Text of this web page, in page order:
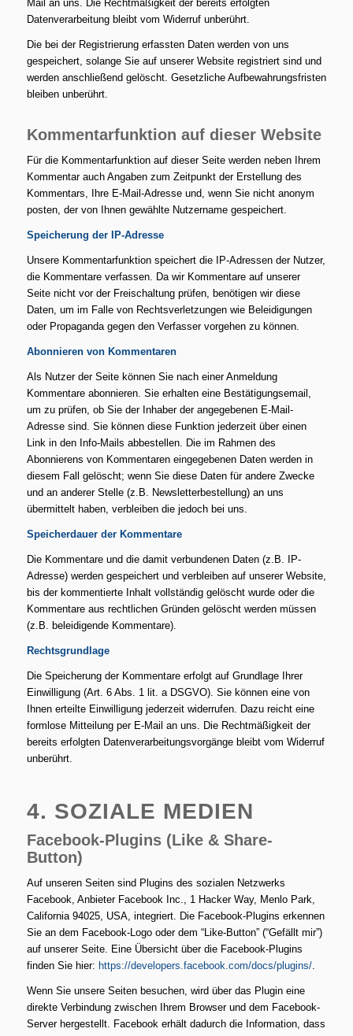
Mail an uns. Die Rechtmäßigkeit der bereits erfolgten
Datenverarbeitung bleibt vom Widerruf unberührt.
Die bei der Registrierung erfassten Daten werden von uns
gespeichert, solange Sie auf unserer Website registriert sind und
werden anschließend gelöscht. Gesetzliche Aufbewahrungsfristen
bleiben unberührt.
Kommentarfunktion auf dieser Website
Für die Kommentarfunktion auf dieser Seite werden neben Ihrem
Kommentar auch Angaben zum Zeitpunkt der Erstellung des
Kommentars, Ihre E-Mail-Adresse und, wenn Sie nicht anonym
posten, der von Ihnen gewählte Nutzername gespeichert.
Speicherung der IP-Adresse
Unsere Kommentarfunktion speichert die IP-Adressen der Nutzer,
die Kommentare verfassen. Da wir Kommentare auf unserer
Seite nicht vor der Freischaltung prüfen, benötigen wir diese
Daten, um im Falle von Rechtsverletzungen wie Beleidigungen
oder Propaganda gegen den Verfasser vorgehen zu können.
Abonnieren von Kommentaren
Als Nutzer der Seite können Sie nach einer Anmeldung
Kommentare abonnieren. Sie erhalten eine Bestätigungsemail,
um zu prüfen, ob Sie der Inhaber der angegebenen E-Mail-
Adresse sind. Sie können diese Funktion jederzeit über einen
Link in den Info-Mails abbestellen. Die im Rahmen des
Abonnierens von Kommentaren eingegebenen Daten werden in
diesem Fall gelöscht; wenn Sie diese Daten für andere Zwecke
und an anderer Stelle (z.B. Newsletterbestellung) an uns
übermittelt haben, verbleiben die jedoch bei uns.
Speicherdauer der Kommentare
Die Kommentare und die damit verbundenen Daten (z.B. IP-
Adresse) werden gespeichert und verbleiben auf unserer Website,
bis der kommentierte Inhalt vollständig gelöscht wurde oder die
Kommentare aus rechtlichen Gründen gelöscht werden müssen
(z.B. beleidigende Kommentare).
Rechtsgrundlage
Die Speicherung der Kommentare erfolgt auf Grundlage Ihrer
Einwilligung (Art. 6 Abs. 1 lit. a DSGVO). Sie können eine von
Ihnen erteilte Einwilligung jederzeit widerrufen. Dazu reicht eine
formlose Mitteilung per E-Mail an uns. Die Rechtmäßigkeit der
bereits erfolgten Datenverarbeitungsvorgänge bleibt vom Widerruf
unberührt.
4. SOZIALE MEDIEN
Facebook-Plugins (Like & Share-
Button)
Auf unseren Seiten sind Plugins des sozialen Netzwerks
Facebook, Anbieter Facebook Inc., 1 Hacker Way, Menlo Park,
California 94025, USA, integriert. Die Facebook-Plugins erkennen
Sie an dem Facebook-Logo oder dem “Like-Button” (“Gefällt mir”)
auf unserer Seite. Eine Übersicht über die Facebook-Plugins
finden Sie hier: https://developers.facebook.com/docs/plugins/.
Wenn Sie unsere Seiten besuchen, wird über das Plugin eine
direkte Verbindung zwischen Ihrem Browser und dem Facebook-
Server hergestellt. Facebook erhält dadurch die Information, dass